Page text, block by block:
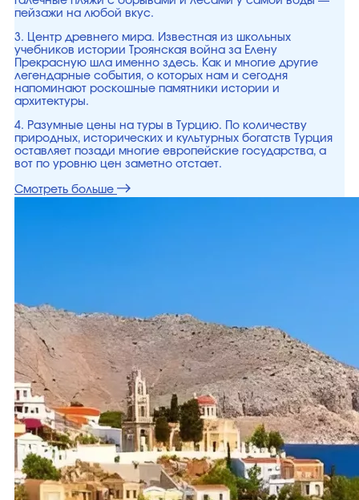
пейзажи на любой вкус.
3. Центр древнего мира. Известная из школьных
учебников истории Троянская война за Елену
Прекрасную шла именно здесь. Как и многие другие
легендарные события, о которых нам и сегодня
напоминают роскошные памятники истории и
архитектуры.
4. Разумные цены на туры в Турцию. По количеству
природных, исторических и культурных богатств Турция
оставляет позади многие европейские государства, а
вот по уровню цен заметно отстает.
Смотреть больше